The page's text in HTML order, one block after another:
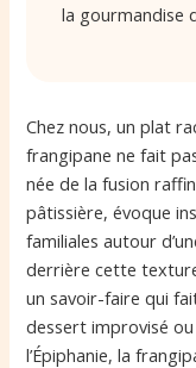
la gourmandise
Chez nous, un plat
frangipane ne fait
née de la fusion
pâtissière, évoque
familiales autour
derrière cette
un savoir-faire qui
dessert improvisé
l’Épiphanie, la